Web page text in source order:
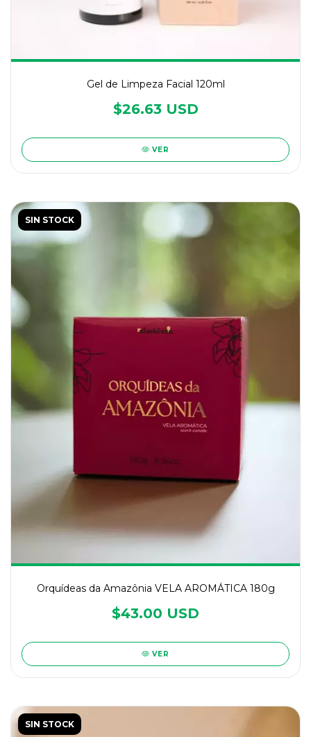
Gel de Limpeza Facial 120ml
$26.63 USD
VER
SIN STOCK
Orquídeas da Amazônia VELA AROMÁTICA 180g
$43.00 USD
VER
SIN STOCK